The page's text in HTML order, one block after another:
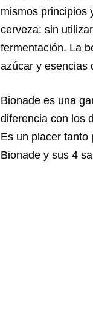
mismos principios
cerveza: sin
fermentación. La
azúcar y esencias
Bionade es una
diferencia con los
Es un placer
Bionade y sus 4